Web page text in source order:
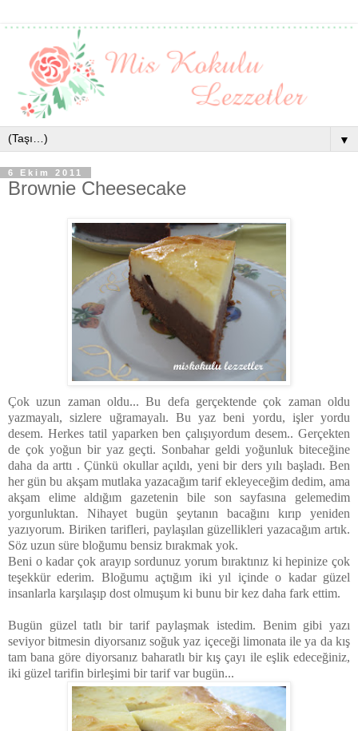
▼
6 Ekim 2011
Brownie Cheesecake
Çok uzun zaman oldu... Bu defa gerçektende çok zaman oldu
yazmayalı, sizlere uğramayalı. Bu yaz beni yordu, işler yordu
desem. Herkes tatil yaparken ben çalışıyordum desem.. Gerçekten
de çok yoğun bir yaz geçti. Sonbahar geldi yoğunluk biteceğine
daha da arttı . Çünkü okullar açıldı, yeni bir ders yılı başladı. Ben
her gün bu akşam mutlaka yazacağım tarif ekleyeceğim dedim, ama
akşam elime aldığım gazetenin bile son sayfasına gelemedim
yorgunluktan. Nihayet bugün şeytanın bacağını kırıp yeniden
yazıyorum. Biriken tarifleri, paylaşılan güzellikleri yazacağım artık.
Söz uzun süre bloğumu bensiz bırakmak yok.
Beni o kadar çok arayıp sordunuz yorum bıraktınız ki hepinize çok
teşekkür ederim. Bloğumu açtığım iki yıl içinde o kadar güzel
insanlarla karşılaşıp dost olmuşum ki bunu bir kez daha fark ettim.
Bugün güzel tatlı bir tarif paylaşmak istedim. Benim gibi yazı
seviyor bitmesin diyorsanız soğuk yaz içeceği limonata ile ya da kış
tam bana göre diyorsanız baharatlı bir kış çayı ile eşlik edeceğiniz,
iki güzel tarifin birleşimi bir tarif var bugün...